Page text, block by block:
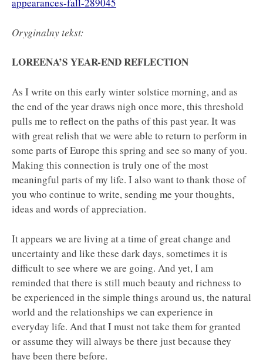
Oryginalny tekst:
LOREENA’S YEAR-END REFLECTION
As I write on this early winter solstice morning, and as
the end of the year draws nigh once more, this threshold
pulls me to reflect on the paths of this past year. It was
with great relish that we were able to return to perform in
some parts of Europe this spring and see so many of you.
Making this connection is truly one of the most
meaningful parts of my life. I also want to thank those of
you who continue to write, sending me your thoughts,
ideas and words of appreciation.
It appears we are living at a time of great change and
uncertainty and like these dark days, sometimes it is
difficult to see where we are going. And yet, I am
reminded that there is still much beauty and richness to
be experienced in the simple things around us, the natural
world and the relationships we can experience in
everyday life. And that I must not take them for granted
or assume they will always be there just because they
have been there before.